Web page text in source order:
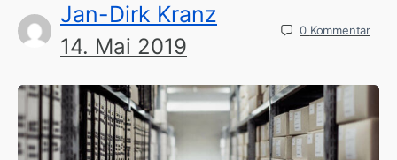
Jan-Dirk Kranz
14. Mai 2019
0 Kommentar